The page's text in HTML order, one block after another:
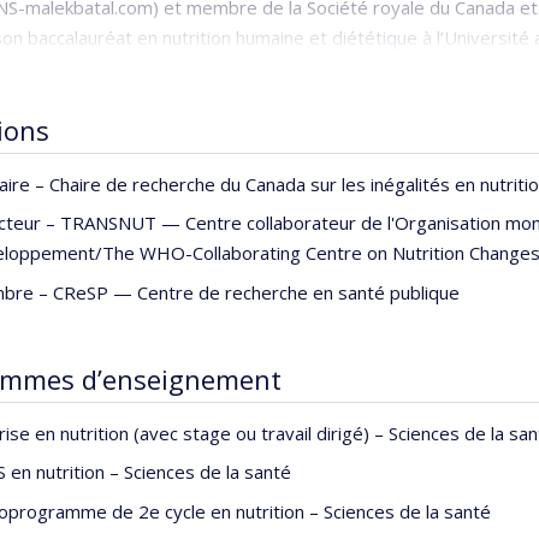
malekbatal.com) et membre de la Société royale du Canada
baccalauréat en nutrition humaine et diététique à
même université. Il a ensuite fait des études doctorales en
2013. Ses recherches portent sur les
et leurs relations avec la santé des individus et de
Nations au Canada.
est membre du Comité directeur du Groupe d’experts de
la sécurité alimentaire mondiale des Nations Unies.
– Chaire de recherche du Canada sur les inégalités en
– TRANSNUT — Centre collaborateur de l'Organisation
The WHO-Collaborating Centre on Nutrition
– CReSP — Centre de recherche en santé publique
d’enseignement
en nutrition (avec stage ou travail dirigé) – Sciences de la
en nutrition – Sciences de la santé
de 2e cycle en nutrition – Sciences de la santé